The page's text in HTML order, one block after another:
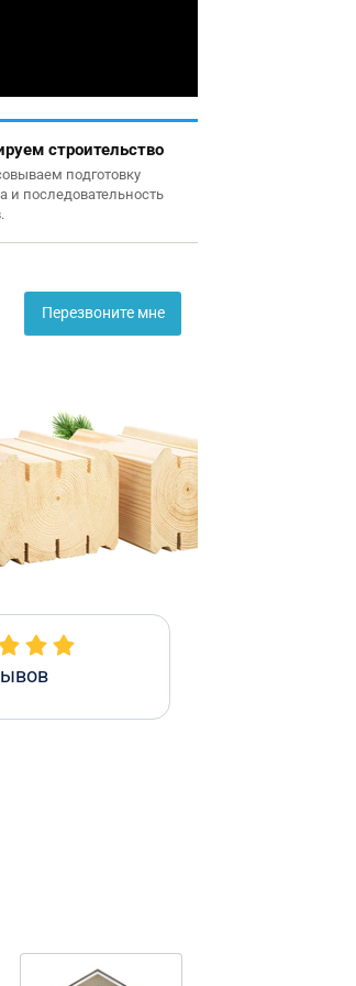
строительство
подготовку
и последовательность
Перезвоните мне